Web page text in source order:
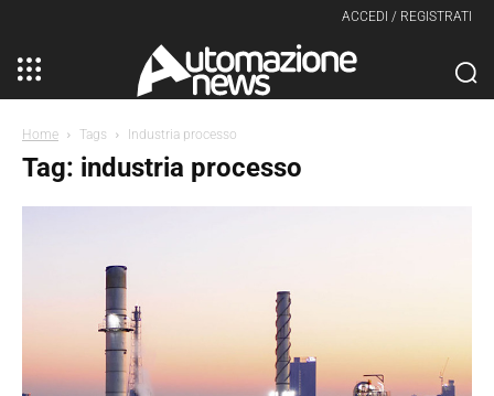
ACCEDI / REGISTRATI
Home Tags Industria processo
Tag: industria processo